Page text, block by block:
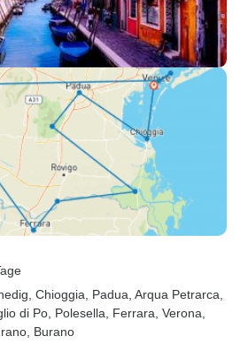
, Chioggia , Padua , Arqua Petrarca
di Po , Polesella , Ferrara , Verona
, Burano